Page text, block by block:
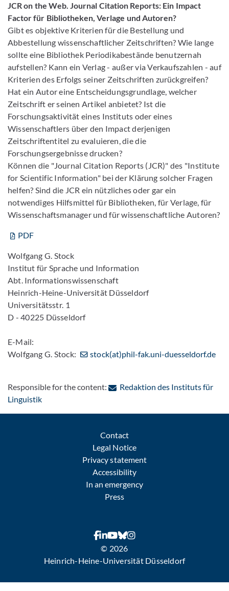
JCR on the Web. Journal Citation Reports: Ein Impact
Factor für Bibliotheken, Verlage und Autoren?
Gibt es objektive Kriterien für die Bestellung und
Abbestellung wissenschaftlicher Zeitschriften? Wie lange
sollte eine Bibliothek Periodikabestände benutzernah
aufstellen? Kann ein Verlag - außer via Verkaufszahlen - auf
Kriterien des Erfolgs seiner Zeitschriften zurückgreifen?
Hat ein Autor eine Entscheidungsgrundlage, welcher
Zeitschrift er seinen Artikel anbietet? Ist die
Forschungsaktivität eines Instituts oder eines
Wissenschaftlers über den Impact derjenigen
Zeitschriftentitel zu evaluieren, die die
Forschungsergebnisse drucken?
Können die "Journal Citation Reports (JCR)" des "Institute
for Scientific Information" bei der Klärung solcher Fragen
helfen? Sind die JCR ein nützliches oder gar ein
notwendiges Hilfsmittel für Bibliotheken, für Verlage, für
Wissenschaftsmanager und für wissenschaftliche Autoren?
PDF
Wolfgang G. Stock
Institut für Sprache und Information
Abt. Informationswissenschaft
Heinrich-Heine-Universität Düsseldorf
Universitätsstr. 1
D - 40225 Düsseldorf
E-Mail:
Wolfgang G. Stock:
stock(at)phil-fak.uni-duesseldorf.de
Responsible for the content:
Redaktion des Instituts für
Linguistik: Contact by e-mail
Contact
Legal Notice
Privacy statement
Accessibility
In an emergency
Press
© 2026
Heinrich-Heine-Universität Düsseldorf